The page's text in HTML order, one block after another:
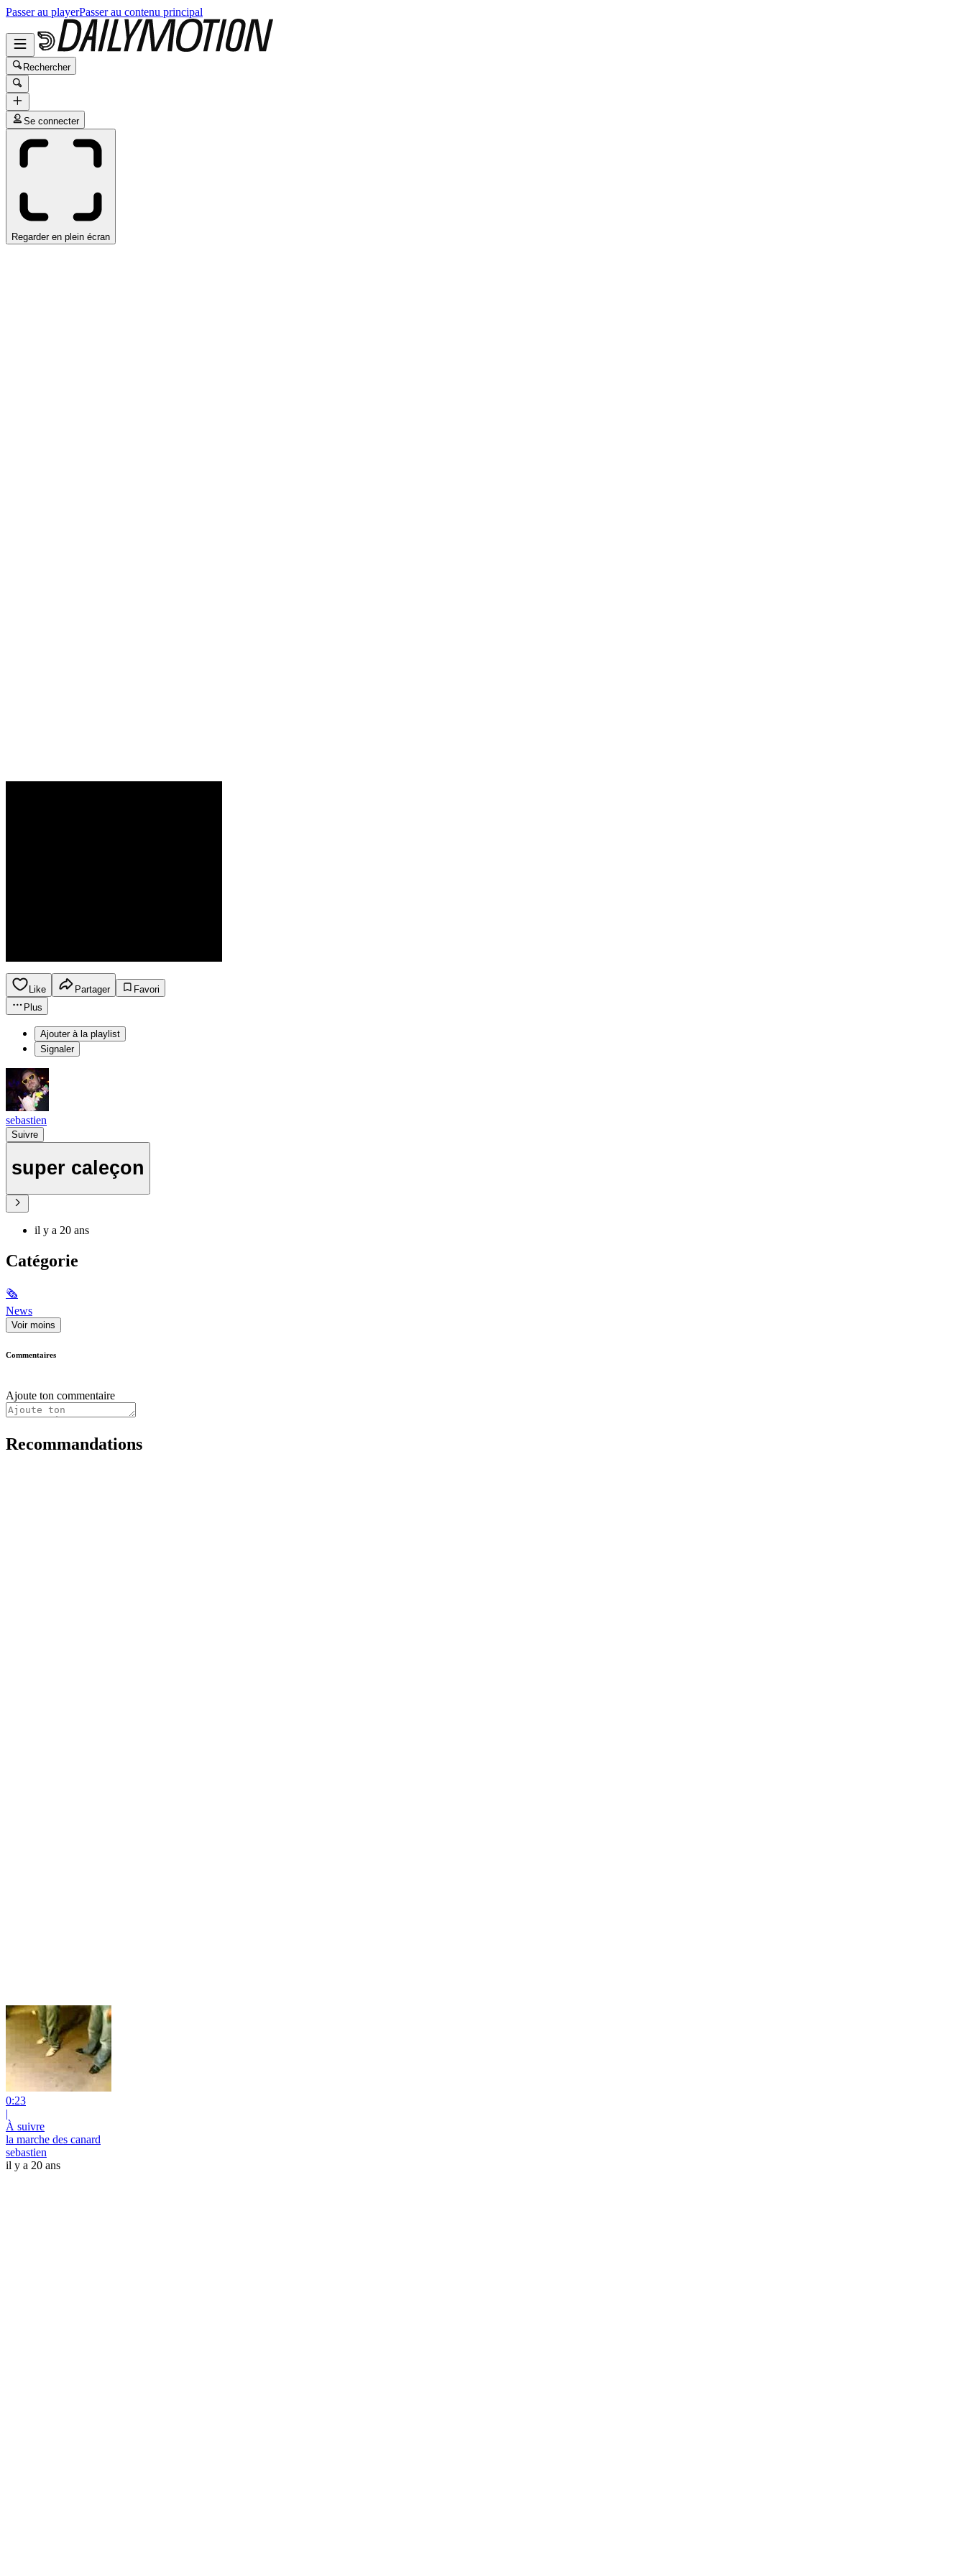
Passer au playerPasser au contenu principal
Rechercher
Se connecter
Regarder en plein écran
Like Partager
Favori
Plus
Ajouter à la playlist
Signaler
sebastien
Suivre
super caleçon
il y a 20 ans
Catégorie
🗞
News
Voir moins
Commentaires
Ajoute ton commentaire
Recommandations
0:23
|
À suivre
la marche des canard
sebastien
il y a 20 ans